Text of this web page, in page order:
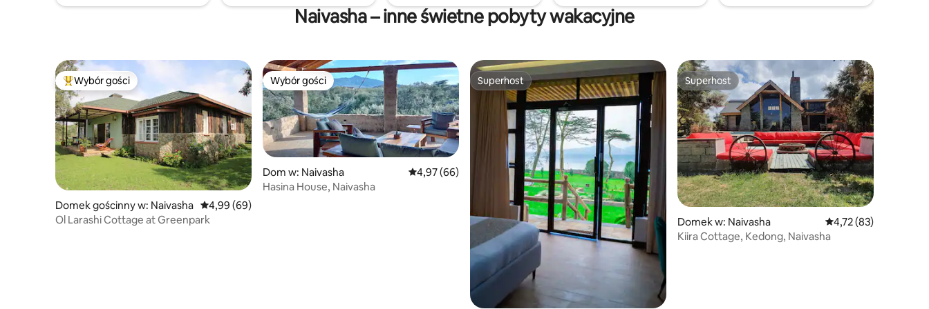
więcej o przygodzie!
Naivasha – inne świetne pobyty wakacyjne
Najpopularniejsze z kategorii Wybór gości
Wybór gości
Domek gościnny w: Naivasha Średnia ocena: 4,99 na 5, liczba recenzji: 69
4,99 (69)
Ol Larashi Cottage at Greenpark
Wybór gości
Wybór gości
Dom w: Naivasha Średnia ocena: 4,97 na 5, liczba recenzji: 66
4,97 (66)
Hasina House, Naivasha
Superhost
Superhost Superhost
Superhost
Domek w: Naivasha Średnia ocena: 4,72
4,72 (83)
Kiira Cottage, Kedong, Naivasha